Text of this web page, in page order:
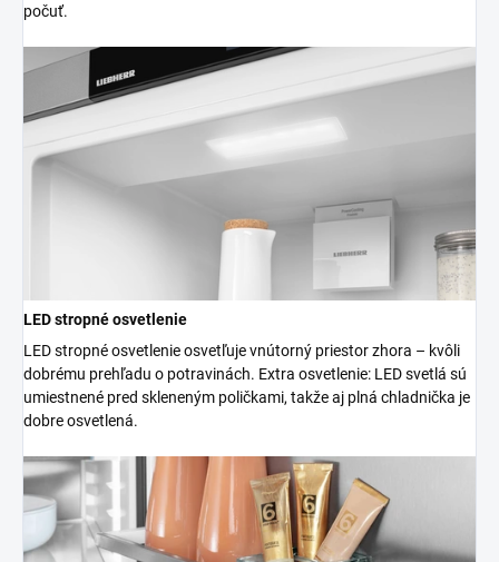
počuť.
LED stropné osvetlenie
LED stropné osvetlenie osvetľuje vnútorný priestor zhora – kvôli
dobrému prehľadu o potravinách. Extra osvetlenie: LED svetlá sú
umiestnené pred skleneným poličkami, takže aj plná chladnička je
dobre osvetlená.